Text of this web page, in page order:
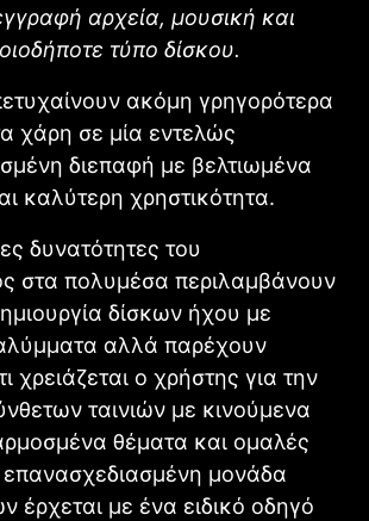
αρχεία, μουσική και
τύπο δίσκου.
ακόμη γρηγορότερα
χάρη σε μία εντελώς
διεπαφή με βελτιωμένα
καλύτερη χρηστικότητα.
δυνατότητες του
στα πολυμέσα περιλαμβάνουν
δίσκων ήχου με
αλλά παρέχουν
χρειάζεται ο χρήστης για την
ταινιών με κινούμενα
θέματα και ομαλές
μονάδα
έρχεται με ένα ειδικό οδηγό